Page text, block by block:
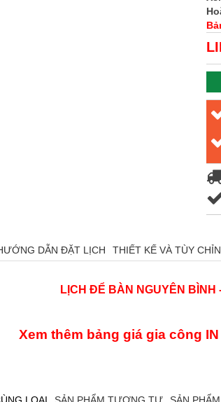
DẪN ĐẶT LỊCH THIẾT KẾ VÀ TÙY
LỊCH ĐỂ BÀN NGUYÊN BÌNH
Xem thêm bảng giá gia công